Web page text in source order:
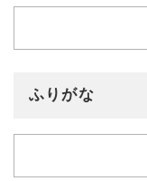
ふりがな